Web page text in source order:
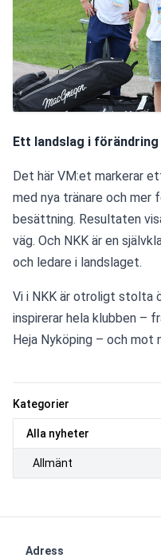
Kategorier
Alla nyheter
Allmänt
Ett landslag i förändring
Det här VM:et markerar
med nya tränare och mer
besättning. Resultaten
väg. Och NKK är en
och ledare i landslaget.
Vi i NKK är otroligt stolta
inspirerar hela klubben –
Heja Nyköping – och mot
Adress